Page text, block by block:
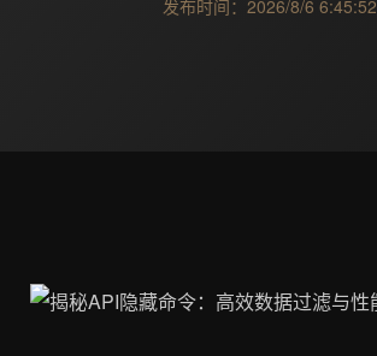
发布时间：2026/8/6 6:45:52